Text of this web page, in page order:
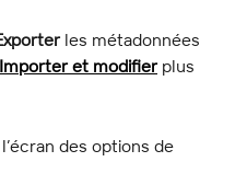
les métadonnées
Importer et modifier plus
des options de